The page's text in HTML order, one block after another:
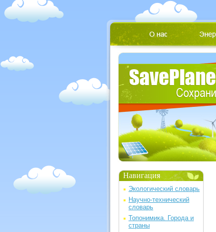
Навигация
Экологический словарь
Научно-технический
словарь
Топонимика. Города и
страны